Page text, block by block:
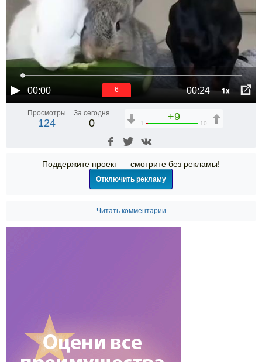
00:00 00:24 1x
6
Просмотры
124
За сегодня
0
+9
1 10
Поддержите проект — смотрите без рекламы!
Отключить рекламу
Читать комментарии